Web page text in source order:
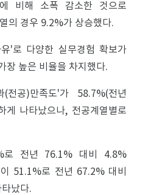
비해 소폭 감소한 것으로
의 경우 9.2%가 상승했다.
'로 다양한 실무경험 확보가
장 높은 비율을 차지했다.
(전공)만족도'가 58.7%(전년
게 나타났으나, 전공계열별로
로 전년 76.1% 대비 4.8%
51.1%로 전년 67.2% 대비
났다.